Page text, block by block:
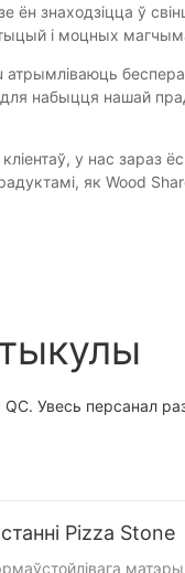
ён знаходзіцца ў
і моцных
набыцця нашай
у нас зараз
як Wood
Увесь персанал
Pizza Stone
Ён падтрымлівае высокую